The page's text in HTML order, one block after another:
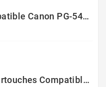
Pack Compatible Canon PG-540 XL / CL-541 XL – Noir & Couleur – Haute Capacité
Pack 12 Cartouches Compatible EPSON 603XL